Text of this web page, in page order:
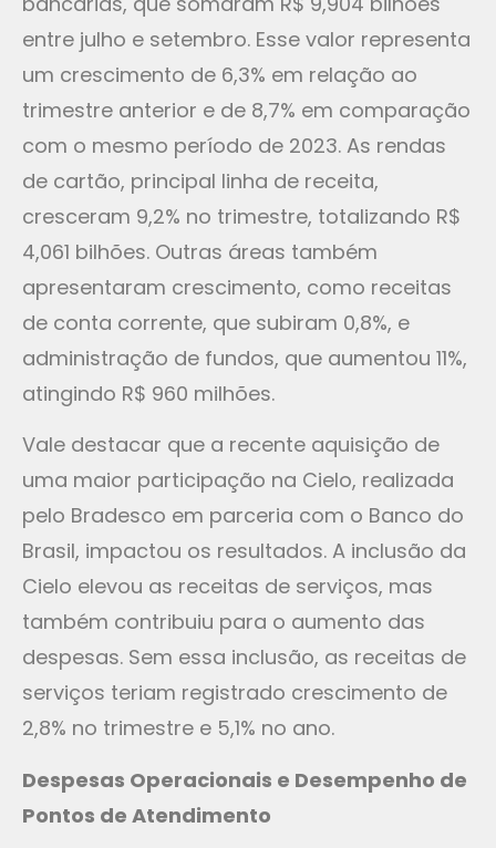
entre julho e setembro. Esse valor representa
um crescimento de 6,3% em relação ao
trimestre anterior e de 8,7% em comparação
com o mesmo período de 2023. As rendas
de cartão, principal linha de receita,
cresceram 9,2% no trimestre, totalizando R$
4,061 bilhões. Outras áreas também
apresentaram crescimento, como receitas
de conta corrente, que subiram 0,8%, e
administração de fundos, que aumentou 11%,
atingindo R$ 960 milhões.
Vale destacar que a recente aquisição de
uma maior participação na Cielo, realizada
pelo Bradesco em parceria com o Banco do
Brasil, impactou os resultados. A inclusão da
Cielo elevou as receitas de serviços, mas
também contribuiu para o aumento das
despesas. Sem essa inclusão, as receitas de
serviços teriam registrado crescimento de
2,8% no trimestre e 5,1% no ano.
Despesas Operacionais e Desempenho de
Pontos de Atendimento